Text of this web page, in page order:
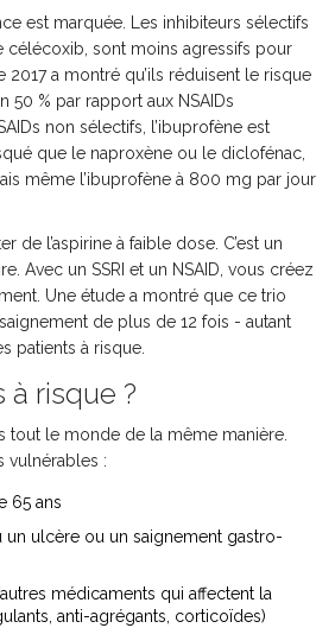
est marquée. Les inhibiteurs sélectifs
célécoxib, sont moins agressifs pour
2017 a montré qu’ils réduisent le risque
50 % par rapport aux NSAIDs
non sélectifs, l’ibuprofène est
que le naproxène ou le diclofénac,
même l’ibuprofène à 800 mg par jour
de l’aspirine à faible dose. C’est un
Avec un SSRI et un NSAID, vous créez
Une étude a montré que ce trio
de plus de 12 fois - autant
patients à risque.
à risque ?
tout le monde de la même manière.
vulnérables :
65 ans
un ulcère ou un saignement gastro-
médicaments qui affectent la
anti-agrégants, corticoïdes)